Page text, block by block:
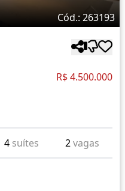
Cód.: 263193
R$ 4.500.000
4 suítes 2vagas